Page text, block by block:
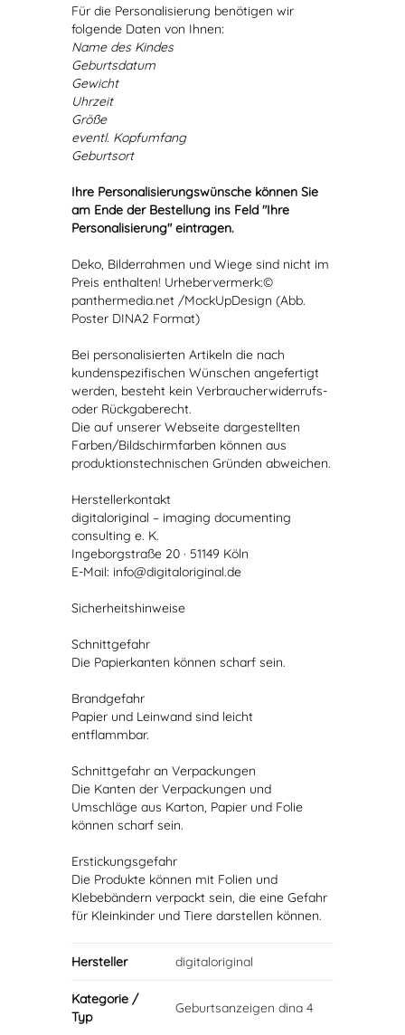
Für die Personalisierung benötigen wir
folgende Daten von Ihnen:
Name des Kindes
Geburtsdatum
Gewicht
Uhrzeit
Größe
eventl. Kopfumfang
Geburtsort
Ihre Personalisierungswünsche können Sie
am Ende der Bestellung ins Feld "Ihre
Personalisierung" eintragen.
Deko, Bilderrahmen und Wiege sind nicht im
Preis enthalten! Urhebervermerk:©
panthermedia.net /MockUpDesign (Abb.
Poster DINA2 Format)
Bei personalisierten Artikeln die nach
kundenspezifischen Wünschen angefertigt
werden, besteht kein Verbraucherwiderrufs-
oder Rückgaberecht.
Die auf unserer Webseite dargestellten
Farben/Bildschirmfarben können aus
produktionstechnischen Gründen abweichen.
Herstellerkontakt
digitaloriginal – imaging documenting
consulting e. K.
Ingeborgstraße 20 · 51149 Köln
E-Mail: info@digitaloriginal.de
Sicherheitshinweise
Schnittgefahr
Die Papierkanten können scharf sein.
Brandgefahr
Papier und Leinwand sind leicht
entflammbar.
Schnittgefahr an Verpackungen
Die Kanten der Verpackungen und
Umschläge aus Karton, Papier und Folie
können scharf sein.
Erstickungsgefahr
Die Produkte können mit Folien und
Klebebändern verpackt sein, die eine Gefahr
für Kleinkinder und Tiere darstellen können.
Hersteller digitaloriginal
Kategorie /
Typ
Geburtsanzeigen dina 4